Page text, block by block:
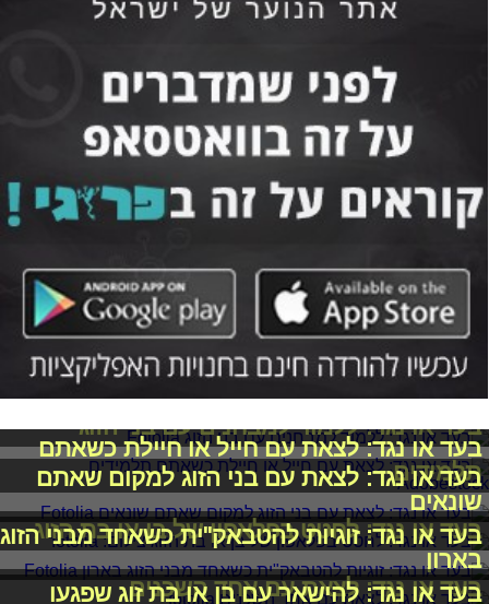
בעד או נגד: ללמוד למבחנים עם בני הזוג
בעד או נגד: לצאת עם חייל או חיילת כשאתם
תלמידים
בעד או נגד: לצאת עם בני הזוג למקום שאתם
שונאים
בעד או נגד: לחטט בפלאפון של בן או בת הזוג
בעד או נגד: זוגיות להטבאק"ית כשאחד מבני הזוג
בארון
בעד או נגד: לצאת עם אחד השכנים
בעד או נגד: להישאר עם בן או בת זוג שפגעו